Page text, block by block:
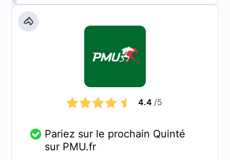
🐴
4.4 /5
Pariez sur le prochain Quinté
sur PMU.fr